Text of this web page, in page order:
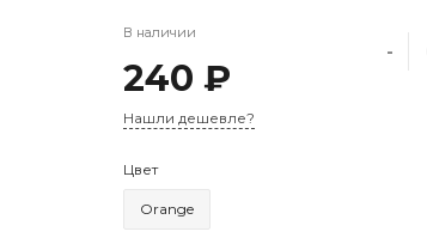
В наличии
240 ₽
-
Нашли дешевле?
Цвет
Orange